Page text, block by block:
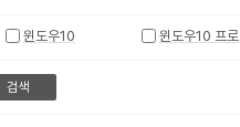
윈도우10 윈도우10 프로
검색